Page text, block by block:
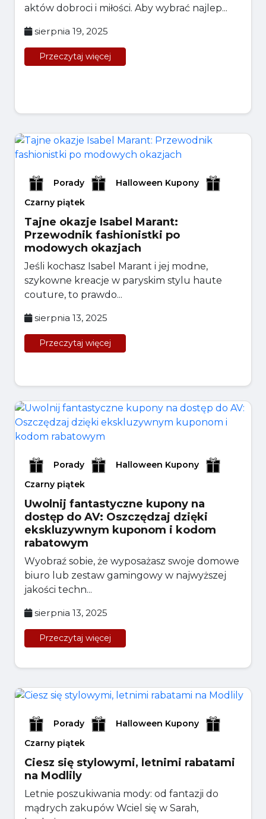
aktów dobroci i miłości. Aby wybrać najlep...
sierpnia 19, 2025
Przeczytaj więcej
Porady
Halloween Kupony
Czarny piątek
Tajne okazje Isabel Marant:
Przewodnik fashionistki po
modowych okazjach
Jeśli kochasz Isabel Marant i jej modne,
szykowne kreacje w paryskim stylu haute
couture, to prawdo...
sierpnia 13, 2025
Przeczytaj więcej
Porady
Halloween Kupony
Czarny piątek
Uwolnij fantastyczne kupony na
dostęp do AV: Oszczędzaj dzięki
ekskluzywnym kuponom i kodom
rabatowym
Wyobraź sobie, że wyposażasz swoje domowe
biuro lub zestaw gamingowy w najwyższej
jakości techn...
sierpnia 13, 2025
Przeczytaj więcej
Porady
Halloween Kupony
Czarny piątek
Ciesz się stylowymi, letnimi rabatami
na Modlily
Letnie poszukiwania mody: od fantazji do
mądrych zakupów Wciel się w Sarah,